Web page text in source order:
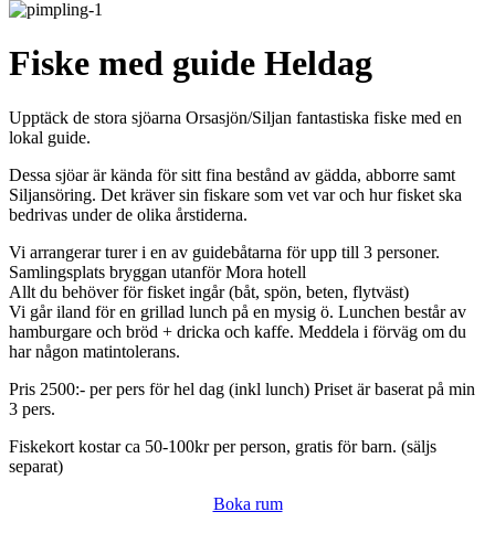
Fiske med guide Heldag
Upptäck de stora sjöarna Orsasjön/Siljan fantastiska fiske med en
lokal guide.
Dessa sjöar är kända för sitt fina bestånd av gädda, abborre samt
Siljansöring. Det kräver sin fiskare som vet var och hur fisket ska
bedrivas under de olika årstiderna.
Vi arrangerar turer i en av guidebåtarna för upp till 3 personer.
Samlingsplats bryggan utanför Mora hotell
Allt du behöver för fisket ingår (båt, spön, beten, flytväst)
Vi går iland för en grillad lunch på en mysig ö. Lunchen består av
hamburgare och bröd + dricka och kaffe. Meddela i förväg om du
har någon matintolerans.
Pris 2500:- per pers för hel dag (inkl lunch) Priset är baserat på min
3 pers.
Fiskekort kostar ca 50-100kr per person, gratis för barn. (säljs
separat)
Boka rum